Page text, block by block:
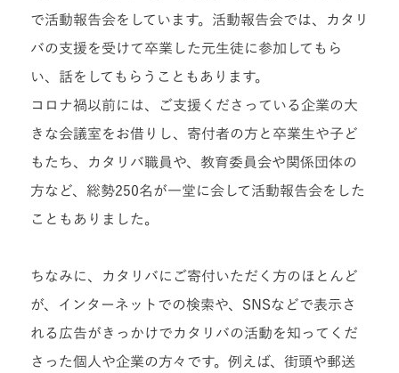
で活動報告会をしています。活動報告会では、カタリ
バの支援を受けて卒業した元生徒に参加してもら
い、話をしてもらうこともあります。
コロナ禍以前には、ご支援くださっている企業の大
きな会議室をお借りし、寄付者の方と卒業生や子ど
もたち、カタリバ職員や、教育委員会や関係団体の
方など、総勢250名が一堂に会して活動報告会をした
こともありました。
ちなみに、カタリバにご寄付いただく方のほとんど
が、インターネットでの検索や、SNSなどで表示さ
れる広告がきっかけでカタリバの活動を知ってくだ
さった個人や企業の方々です。例えば、街頭や郵送